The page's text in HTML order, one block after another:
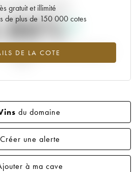
gratuit et illimité
de plus de 150 000 cotes
DE LA COTE
actuelle de la cote
millésime 2008 en 2026 par rapport à
du domaine
Créer une alerte
à ma cave